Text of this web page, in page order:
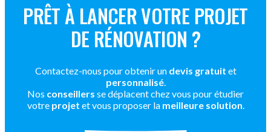
PRÊT À LANCER VOTRE PROJET
DE RÉNOVATION ?
Contactez-nous pour obtenir un devis gratuit et
personnalisé.
Nos conseillers se déplacent chez vous pour étudier
votre projet et vous proposer la meilleure solution.